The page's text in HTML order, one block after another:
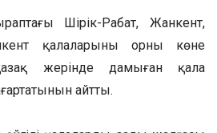
Шірік-Рабат, Жанкент,
қалаларының орны көне
жерінде дамыған қала
айтты.